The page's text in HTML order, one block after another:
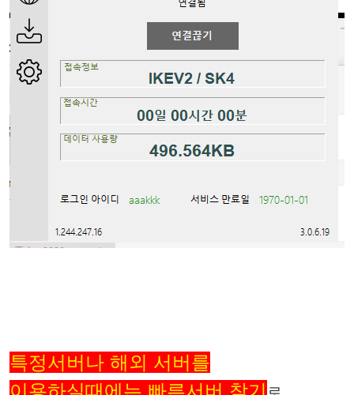
특정서버나 해외 서버를
이용하실때에는 빠른서버 찾기